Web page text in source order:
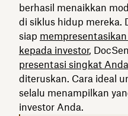
berhasil menaikkan
di siklus hidup mereka.
siap
kepada investor,
presentasi singkat
diteruskan. Cara ideal
selalu menampilkan
investor Anda.